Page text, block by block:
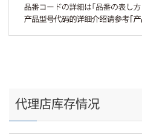
代理店库存情况